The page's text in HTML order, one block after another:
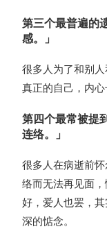
第三个最普遍的
感。」
很多人为了和别
真正的自己，内心
第四个最常被提
连络。」
很多人在病逝前
络而无法再见面
好，爱人也罢，
深的惦念。